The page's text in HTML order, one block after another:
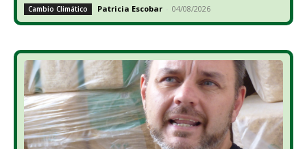
Cambio Climático Patricia Escobar - 04/08/2026